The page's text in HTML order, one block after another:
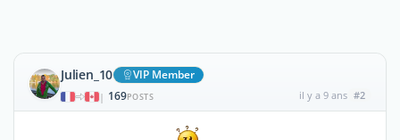
Julien_10 VIP Member
| 169POSTS il y a 9 ans #2